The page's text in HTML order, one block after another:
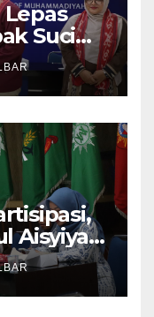
Suci
di
Aisyiyah
Program